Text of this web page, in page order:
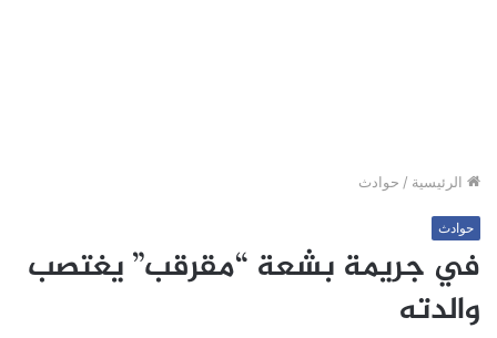
الرئيسية / حوادث
حوادث
في جريمة بشعة “مقرقب” يغتصب
والدته